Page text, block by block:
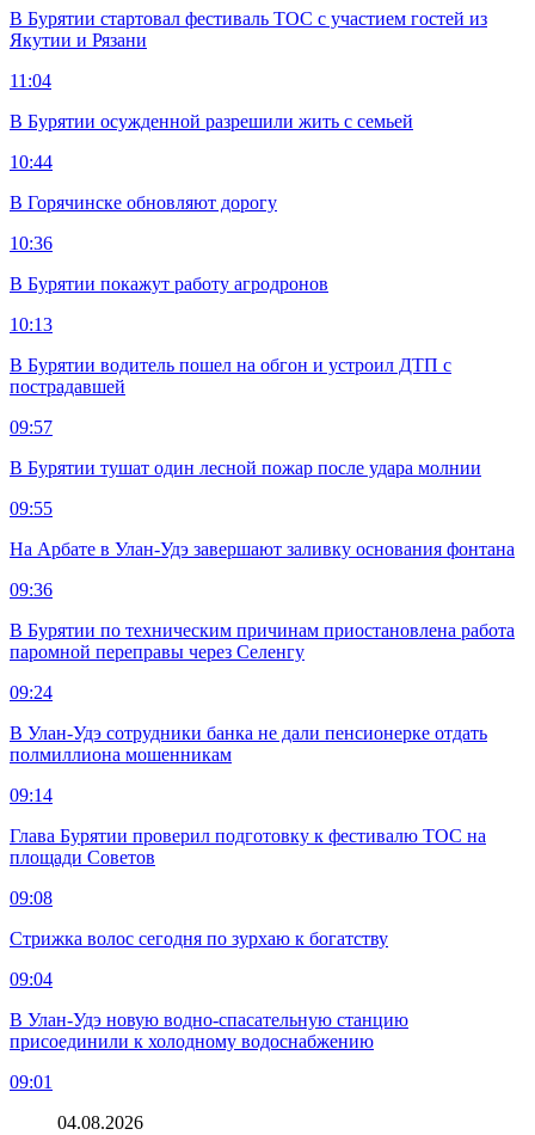
В Бурятии стартовал фестиваль ТОС с участием гостей из
Якутии и Рязани
11:04
В Бурятии осужденной разрешили жить с семьей
10:44
В Горячинске обновляют дорогу
10:36
В Бурятии покажут работу агродронов
10:13
В Бурятии водитель пошел на обгон и устроил ДТП с
пострадавшей
09:57
В Бурятии тушат один лесной пожар после удара молнии
09:55
На Арбате в Улан-Удэ завершают заливку основания фонтана
09:36
В Бурятии по техническим причинам приостановлена работа
паромной переправы через Селенгу
09:24
В Улан-Удэ сотрудники банка не дали пенсионерке отдать
полмиллиона мошенникам
09:14
Глава Бурятии проверил подготовку к фестивалю ТОС на
площади Советов
09:08
Стрижка волос сегодня по зурхаю к богатству
09:04
В Улан-Удэ новую водно‑спасательную станцию
присоединили к холодному водоснабжению
09:01
04.08.2026